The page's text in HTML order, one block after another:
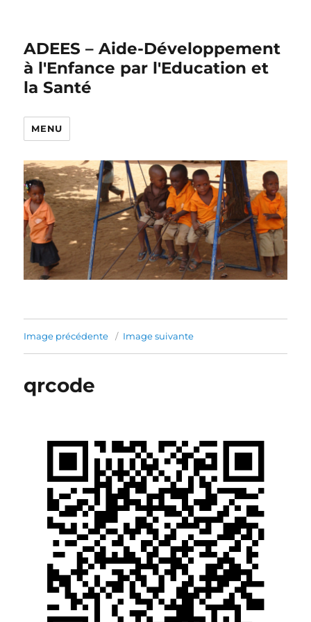
ADEES – Aide-Développement
à l'Enfance par l'Education et
la Santé
MENU
Image précédente Image suivante
qrcode